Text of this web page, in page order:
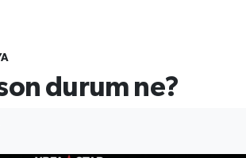
durum ne?
Haberleri